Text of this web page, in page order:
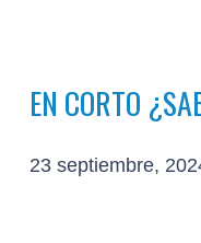
EN CORTO
23 septiembre,